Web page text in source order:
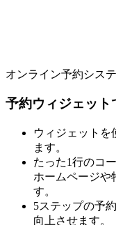
オンライン予約シス
予約ウィジェット
ウィジェットを
ます。
たった1行のコ
ホームページや
す。
5ステップの予
向上させます。